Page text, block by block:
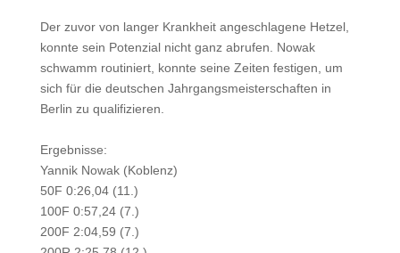
Der zuvor von langer Krankheit angeschlagene Hetzel,
konnte sein Potenzial nicht ganz abrufen. Nowak
schwamm routiniert, konnte seine Zeiten festigen, um
sich für die deutschen Jahrgangsmeisterschaften in
Berlin zu qualifizieren.
Ergebnisse:
Yannik Nowak (Koblenz)
50F 0:26,04 (11.)
100F 0:57,24 (7.)
200F 2:04,59 (7.)